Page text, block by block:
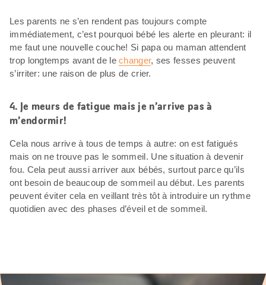
Les parents ne s’en rendent pas toujours compte
immédiatement, c’est pourquoi bébé les alerte en pleurant: il
me faut une nouvelle couche! Si papa ou maman attendent
trop longtemps avant de lechanger, ses fesses peuvent
s’irriter: une raison de plus de crier.
4. Je meurs de fatigue mais je n’arrive pas à
m’endormir!
Cela nous arrive à tous de temps à autre: on est fatigués
mais on ne trouve pas le sommeil. Une situation à devenir
fou. Cela peut aussi arriver aux bébés, surtout parce qu’ils
ont besoin de beaucoup de sommeil au début. Les parents
peuvent éviter cela en veillant très tôt à introduire un rythme
quotidien avec des phases d’éveil et de sommeil.